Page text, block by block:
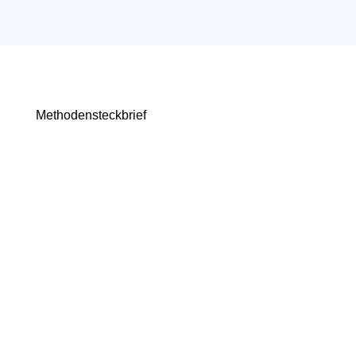
Methoden­­steckbrief